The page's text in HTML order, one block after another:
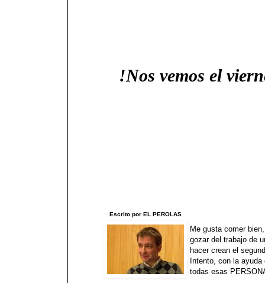
!Nos vemos el
Escrito por EL PEROLAS
Me gusta comer
gozar del trabajo de
hacer crean el
Intento, con la
todas esas